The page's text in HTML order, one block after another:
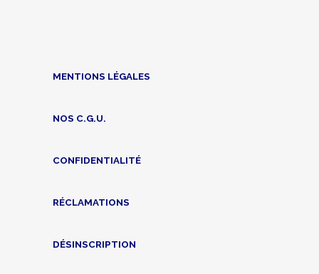
MENTIONS LÉGALES
NOS C.G.U.
CONFIDENTIALITÉ
RÉCLAMATIONS
DÉSINSCRIPTION